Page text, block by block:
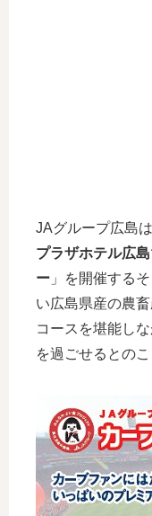
JAグループ広島は
プラザホテル広島
ー 」を開催する
い広島県産の農
コースを堪能し
を過ごせるとのこ